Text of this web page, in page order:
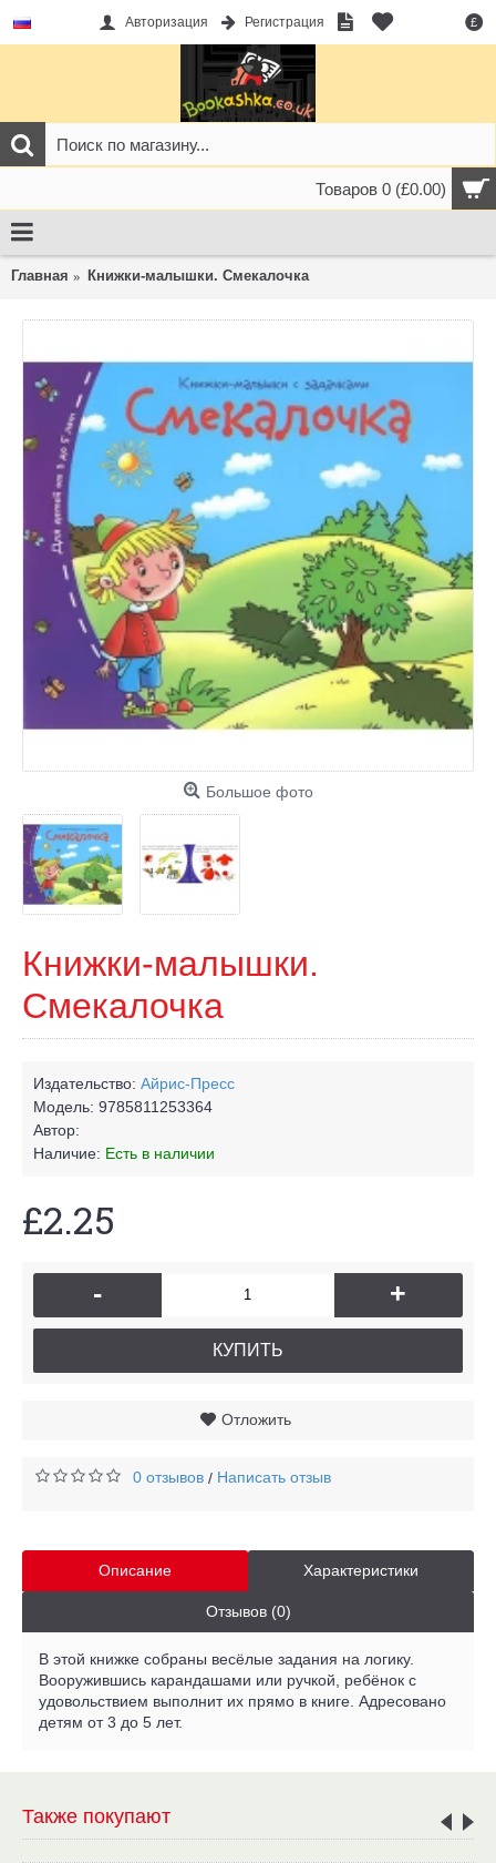
£
Авторизация Регистрация
Товаров 0 (£0.00)
Главная Книжки-малышки. Смекалочка
Большое фото
Книжки-малышки.
Смекалочка
Издательство: Айрис-Пресс
Модель: 9785811253364
Автор:
Наличие: Есть в наличии
£2.25
- +
КУПИТЬ
Отложить
0 отзывов / Написать отзыв
Описание Характеристики
Отзывов (0)
В этой книжке собраны весёлые задания на логику.
Вооружившись карандашами или ручкой, ребёнок с
удовольствием выполнит их прямо в книге. Адресовано
детям от 3 до 5 лет.
Также покупают